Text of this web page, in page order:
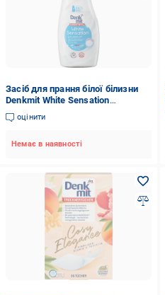
Засіб для прання білої білизни
Denkmit White Sensation
(4058172755361)
оцінити
Немає в наявності